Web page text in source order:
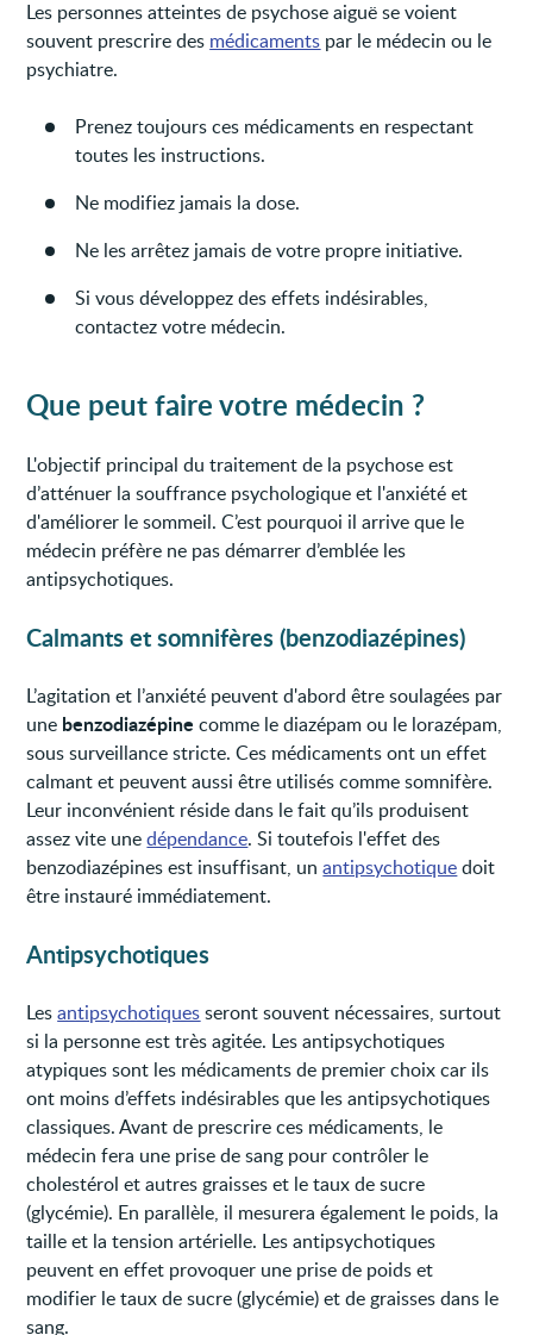
Les personnes atteintes de psychose aiguë se voient
souvent prescrire des médicaments par le médecin ou le
psychiatre.
Prenez toujours ces médicaments en respectant
toutes les instructions.
Ne modifiez jamais la dose.
Ne les arrêtez jamais de votre propre initiative.
Si vous développez des effets indésirables,
contactez votre médecin.
Que peut faire votre médecin ?
L'objectif principal du traitement de la psychose est
d’atténuer la souffrance psychologique et l'anxiété et
d'améliorer le sommeil. C’est pourquoi il arrive que le
médecin préfère ne pas démarrer d’emblée les
antipsychotiques.
Calmants et somnifères (benzodiazépines)
L’agitation et l’anxiété peuvent d'abord être soulagées par
une benzodiazépine comme le diazépam ou le lorazépam,
sous surveillance stricte. Ces médicaments ont un effet
calmant et peuvent aussi être utilisés comme somnifère.
Leur inconvénient réside dans le fait qu’ils produisent
assez vite unedépendance. Si toutefois l'effet des
benzodiazépines est insuffisant, unantipsychotiquedoit
être instauré immédiatement.
Antipsychotiques
Lesantipsychotiquesseront souvent nécessaires, surtout
si la personne est très agitée. Les antipsychotiques
atypiques sont les médicaments de premier choix car ils
ont moins d’effets indésirables que les antipsychotiques
classiques. Avant de prescrire ces médicaments, le
médecin fera une prise de sang pour contrôler le
cholestérol et autres graisses et le taux de sucre
(glycémie). En parallèle, il mesurera également le poids, la
taille et la tension artérielle. Les antipsychotiques
peuvent en effet provoquer une prise de poids et
modifier le taux de sucre (glycémie) et de graisses dans le
sang.